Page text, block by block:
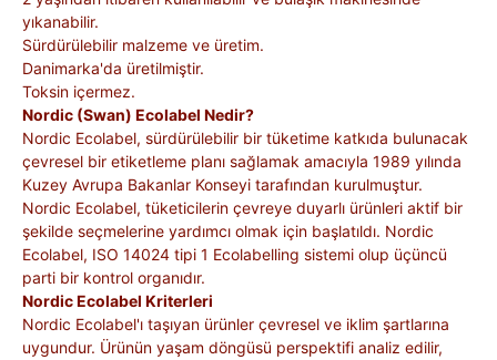
yıkanabilir.
Sürdürülebilir malzeme ve üretim.
Danimarka'da üretilmiştir.
Toksin içermez.
Nordic (Swan) Ecolabel Nedir?
Nordic Ecolabel, sürdürülebilir bir tüketime katkıda bulunacak
çevresel bir etiketleme planı sağlamak amacıyla 1989 yılında
Kuzey Avrupa Bakanlar Konseyi tarafından kurulmuştur.
Nordic Ecolabel, tüketicilerin çevreye duyarlı ürünleri aktif bir
şekilde seçmelerine yardımcı olmak için başlatıldı. Nordic
Ecolabel, ISO 14024 tipi 1 Ecolabelling sistemi olup üçüncü
parti bir kontrol organıdır.
Nordic Ecolabel Kriterleri
Nordic Ecolabel'ı taşıyan ürünler çevresel ve iklim şartlarına
uygundur. Ürünün yaşam döngüsü perspektifi analiz edilir,